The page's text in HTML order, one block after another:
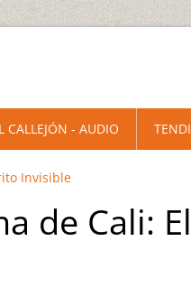
Invisible
de Cali: El
CALLEJÓN - AUDIO